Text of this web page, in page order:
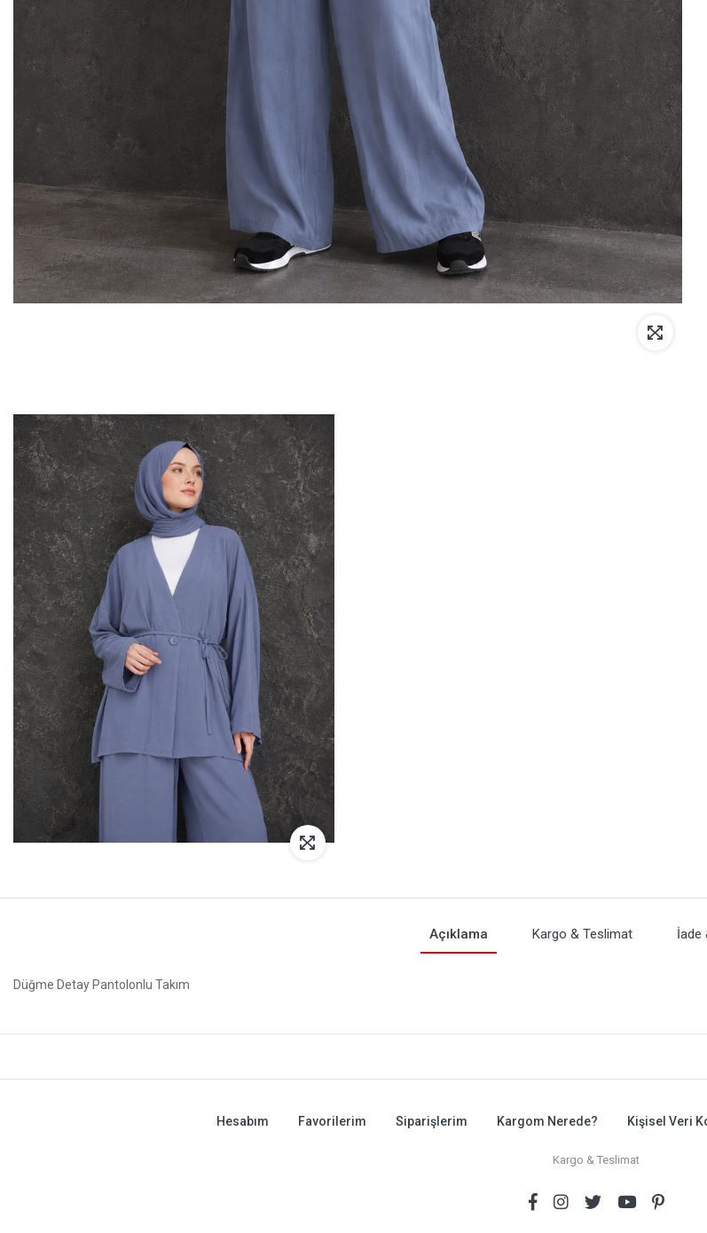
Açıklama Kargo & Teslimat İade
Düğme Detay Pantolonlu Takım
Hesabım Favorilerim Siparişlerim Kargom Nerede? Kişisel Veri
Kargo & Teslimat